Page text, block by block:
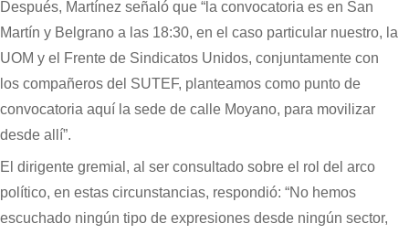
Después, Martínez señaló que “la convocatoria es en San
Martín y Belgrano a las 18:30, en el caso particular nuestro, la
UOM y el Frente de Sindicatos Unidos, conjuntamente con
los compañeros del SUTEF, planteamos como punto de
convocatoria aquí la sede de calle Moyano, para movilizar
desde allí”.
El dirigente gremial, al ser consultado sobre el rol del arco
político, en estas circunstancias, respondió: “No hemos
escuchado ningún tipo de expresiones desde ningún sector,